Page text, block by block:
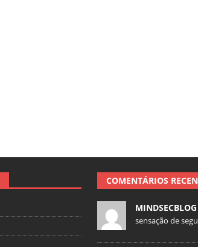
COMENTÁRIOS
sensação de